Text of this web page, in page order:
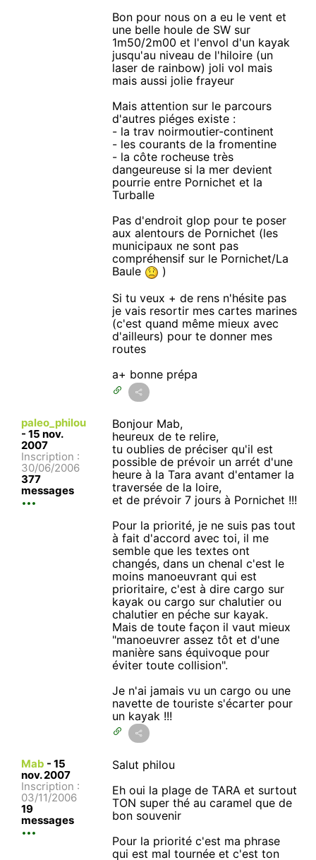
Bon pour nous on a eu le vent et
une belle houle de SW sur
1m50/2m00 et l'envol d'un kayak
jusqu'au niveau de l'hiloire (un
laser de rainbow) joli vol mais
mais aussi jolie frayeur
Mais attention sur le parcours
d'autres piéges existe :
- la trav noirmoutier-continent
- les courants de la fromentine
- la côte rocheuse très
dangeureuse si la mer devient
pourrie entre Pornichet et la
Turballe
Pas d'endroit glop pour te poser
aux alentours de Pornichet (les
municipaux ne sont pas
compréhensif sur le Pornichet/La
Baule
)
Si tu veux + de rens n'hésite pas
je vais resortir mes cartes marines
(c'est quand même mieux avec
d'ailleurs) pour te donner mes
routes
a+ bonne prépa
paleo_philou
- 15 nov.
2007
Inscription :
30/06/2006
377
messages
Bonjour Mab,
heureux de te relire,
tu oublies de préciser qu'il est
possible de prévoir un arrét d'une
heure à la Tara avant d'entamer la
traversée de la loire,
et de prévoir 7 jours à Pornichet !!!
Pour la priorité, je ne suis pas tout
à fait d'accord avec toi, il me
semble que les textes ont
changés, dans un chenal c'est le
moins manoeuvrant qui est
prioritaire, c'est à dire cargo sur
kayak ou cargo sur chalutier ou
chalutier en péche sur kayak.
Mais de toute façon il vaut mieux
"manoeuvrer assez tôt et d'une
manière sans équivoque pour
éviter toute collision".
Je n'ai jamais vu un cargo ou une
navette de touriste s'écarter pour
un kayak !!!
Mab - 15
nov. 2007
Inscription :
03/11/2006
19
messages
Salut philou
Eh oui la plage de TARA et surtout
TON super thé au caramel que de
bon souvenir
Pour la priorité c'est ma phrase
qui est mal tournée et c'est ton